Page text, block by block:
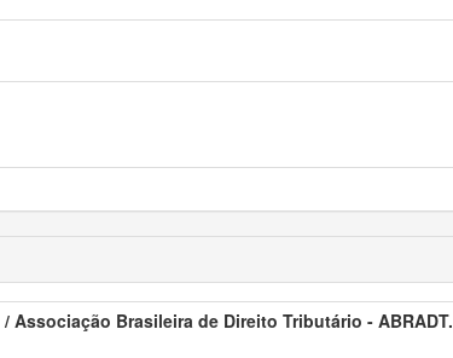
/ Associação Brasileira de Direito Tributário - ABRADT.